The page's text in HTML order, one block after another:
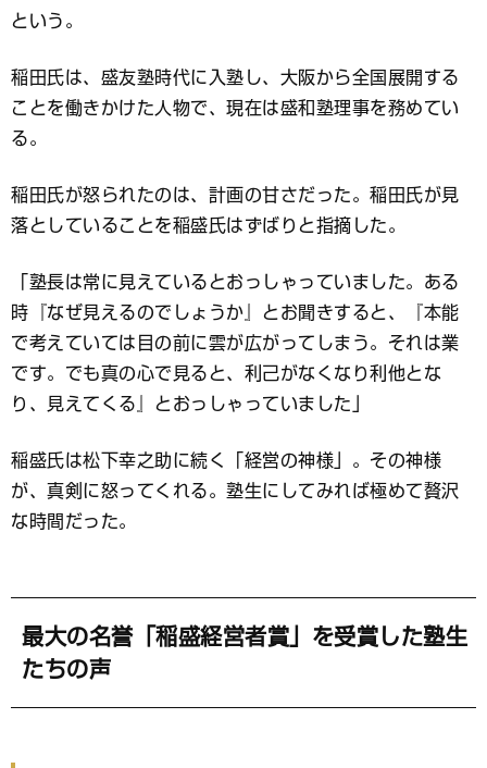
という。
稲田氏は、盛友塾時代に入塾し、大阪から全国展開する
ことを働きかけた人物で、現在は盛和塾理事を務めてい
る。
稲田氏が怒られたのは、計画の甘さだった。稲田氏が見
落としていることを稲盛氏はずばりと指摘した。
「塾長は常に見えているとおっしゃっていました。ある
時『なぜ見えるのでしょうか』とお聞きすると、『本能
で考えていては目の前に雲が広がってしまう。それは業
です。でも真の心で見ると、利己がなくなり利他とな
り、見えてくる』とおっしゃっていました」
稲盛氏は松下幸之助に続く「経営の神様」。その神様
が、真剣に怒ってくれる。塾生にしてみれば極めて贅沢
な時間だった。
最大の名誉「稲盛経営者賞」を受賞した塾生
たちの声